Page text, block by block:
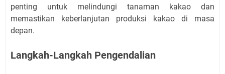
penting untuk melindungi tanaman kakao dan
memastikan keberlanjutan produksi kakao di masa
depan.
Langkah-Langkah Pengendalian